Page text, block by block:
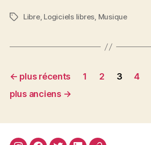
Étiquettes
Libre, Logiciels libres, Musique
Navigation
des
← plus récents 1 2 3 4
plus anciens →